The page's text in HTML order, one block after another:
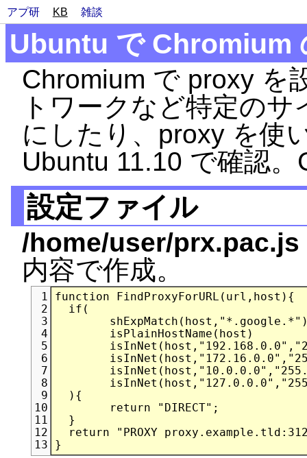
アプ研 KB 雑談
Ubuntu で Chromium
Chromium で proxy を
トワークなど特定の
にしたり、proxy を使
Ubuntu 11.10 で確認
設定ファイル
/home/user/prx.pac.js
内容で作成。
1
2
3
4
5
6
7
8
9
10
11
12
13
function FindProxyForURL(url,host){
  if(
  ){
  }
return "PROXY